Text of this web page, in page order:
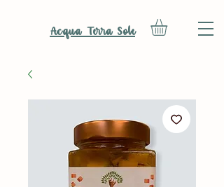
Acqua Terra Sole